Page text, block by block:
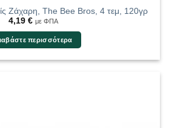
Ζάχαρη, The Bee Bros, 4 τεμ, 120γρ
4,19 € με ΦΠΑ
περισσότερα